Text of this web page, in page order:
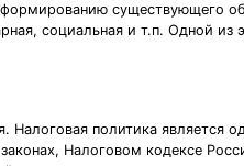
существующего
социальная и т.п. Одной из
Налоговая политика является
Налоговом кодексе